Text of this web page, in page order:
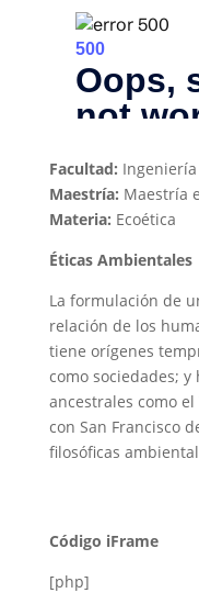
Facultad: Ingeniería
Maestría: Maestría
Materia: Ecoética
Éticas Ambientales
La formulación de
relación de los
tiene orígenes
como sociedades;
ancestrales como
con San Francisco
filosóficas
Código iFrame
[php]